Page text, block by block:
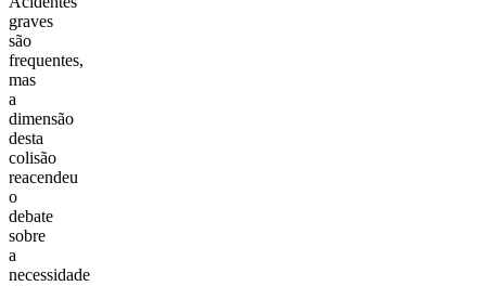
graves
são
frequentes,
mas
a
dimensão
desta
colisão
reacendeu
o
debate
sobre
a
necessidade